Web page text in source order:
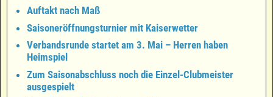
Auftakt nach Maß
Saisoneröffnungsturnier mit Kaiserwetter
Verbandsrunde startet am 3. Mai – Herren haben
Heimspiel
Zum Saisonabschluss noch die Einzel-Clubmeister
ausgespielt